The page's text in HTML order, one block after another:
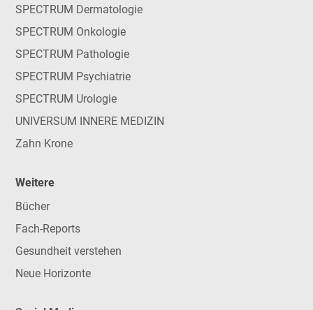
SPECTRUM Dermatologie
SPECTRUM Onkologie
SPECTRUM Pathologie
SPECTRUM Psychiatrie
SPECTRUM Urologie
UNIVERSUM INNERE MEDIZIN
Zahn Krone
Weitere
Bücher
Fach-Reports
Gesundheit verstehen
Neue Horizonte